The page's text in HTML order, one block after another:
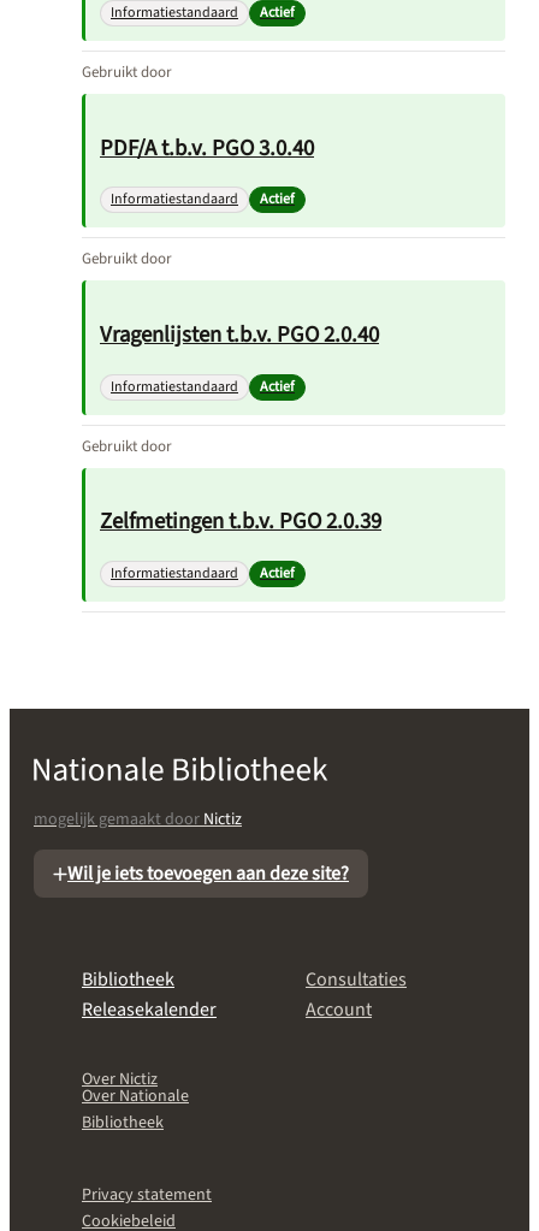
Informatiestandaard Actief
Gebruikt door
PDF/A t.b.v. PGO 3.0.40
Informatiestandaard Actief
Gebruikt door
Vragenlijsten t.b.v. PGO 2.0.40
Informatiestandaard Actief
Gebruikt door
Zelfmetingen t.b.v. PGO 2.0.39
Informatiestandaard Actief
mogelijk gemaakt doorNictiz
Wil je iets toevoegen aan deze site?
Bibliotheek
Releasekalender
Consultaties
Account
Over Nictiz
Over Nationale
Bibliotheek
Privacy statement
Cookiebeleid